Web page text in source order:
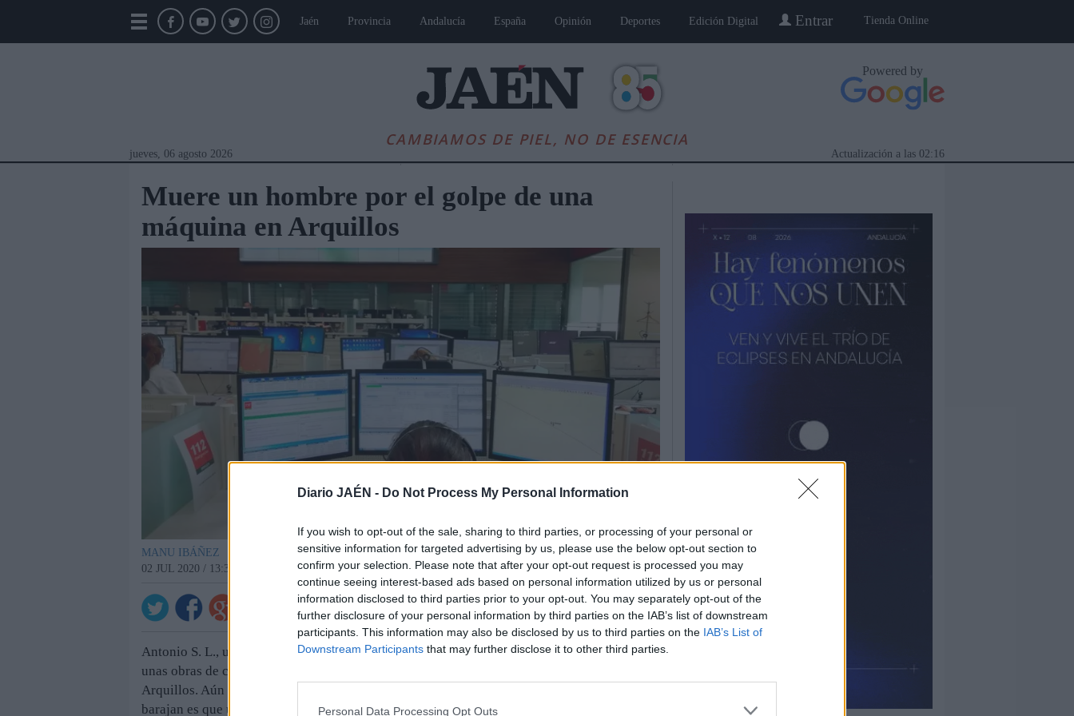
Diario JAÉN - Do Not Process My Personal Information
If you wish to opt-out of the sale, sharing to third parties, or processing of your personal or
sensitive information for targeted advertising by us, please use the below opt-out section to
confirm your selection. Please note that after your opt-out request is processed you may
continue seeing interest-based ads based on personal information utilized by us or personal
information disclosed to third parties prior to your opt-out. You may separately opt-out of the
further disclosure of your personal information by third parties on the IAB’s list of downstream
participants. This information may also be disclosed by us to third parties on the IAB’s List of
Downstream Participants that may further disclose it to other third parties.
Personal Data Processing Opt Outs
Tienda Online
Entrar
Jaén Provincia Andalucía España Opinión Deportes Edición Digital
CAMBIAMOS DE PIEL, NO DE ESENCIA
Powered by
jueves, 06 agosto 2026 02:16
Actualización a las
Módulos Portada Jaén Provincia Linares Andalucía Internacional Jaén, Pueblo a Pueblo Gente Especiales
Muere un hombre por el golpe de una
máquina en Arquillos
MANU IBÁÑEZ
02 JUL 2020 / 13:31 H.
Ver comentarios
Antonio S. L., un hombre de 68 años ha fallecido esta mañana tras sufrir un accidente en
unas obras de construcción de una casa que se llevaban a cabo en la calle Goya de
Arquillos. Aún se desconocen las causas del accidente, pero una de las hipótesis que se
barajan es que un montacargas se habría soltado y caído sobre el hombre, que habría